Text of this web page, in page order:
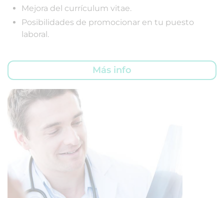
Mejora del currículum vitae.
Posibilidades de promocionar en tu puesto
laboral.
Más info